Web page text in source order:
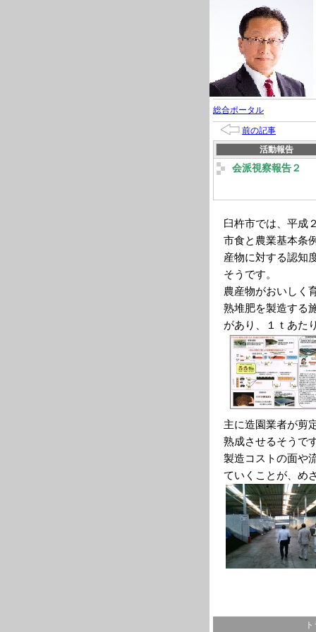
総合ポータル
前の記事
活動報告
会派視察報告２
臼杵市では、平成
市食と農業基本条
産物に対する認知
そうです。
農産物がおいしく
熟堆肥を製造する
があり、１ｔあた
主に造園業者が剪
熟成させるそうです
製造コストの面や
ていくことが、め